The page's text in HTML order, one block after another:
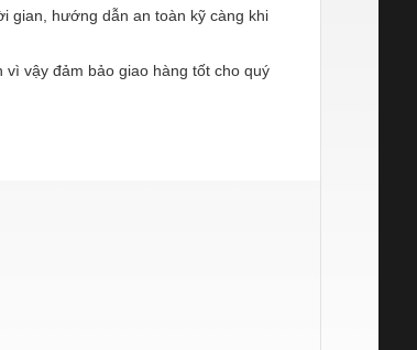
gian, hướng dẫn an toàn kỹ càng khi
vậy đảm bảo giao hàng tốt cho quý